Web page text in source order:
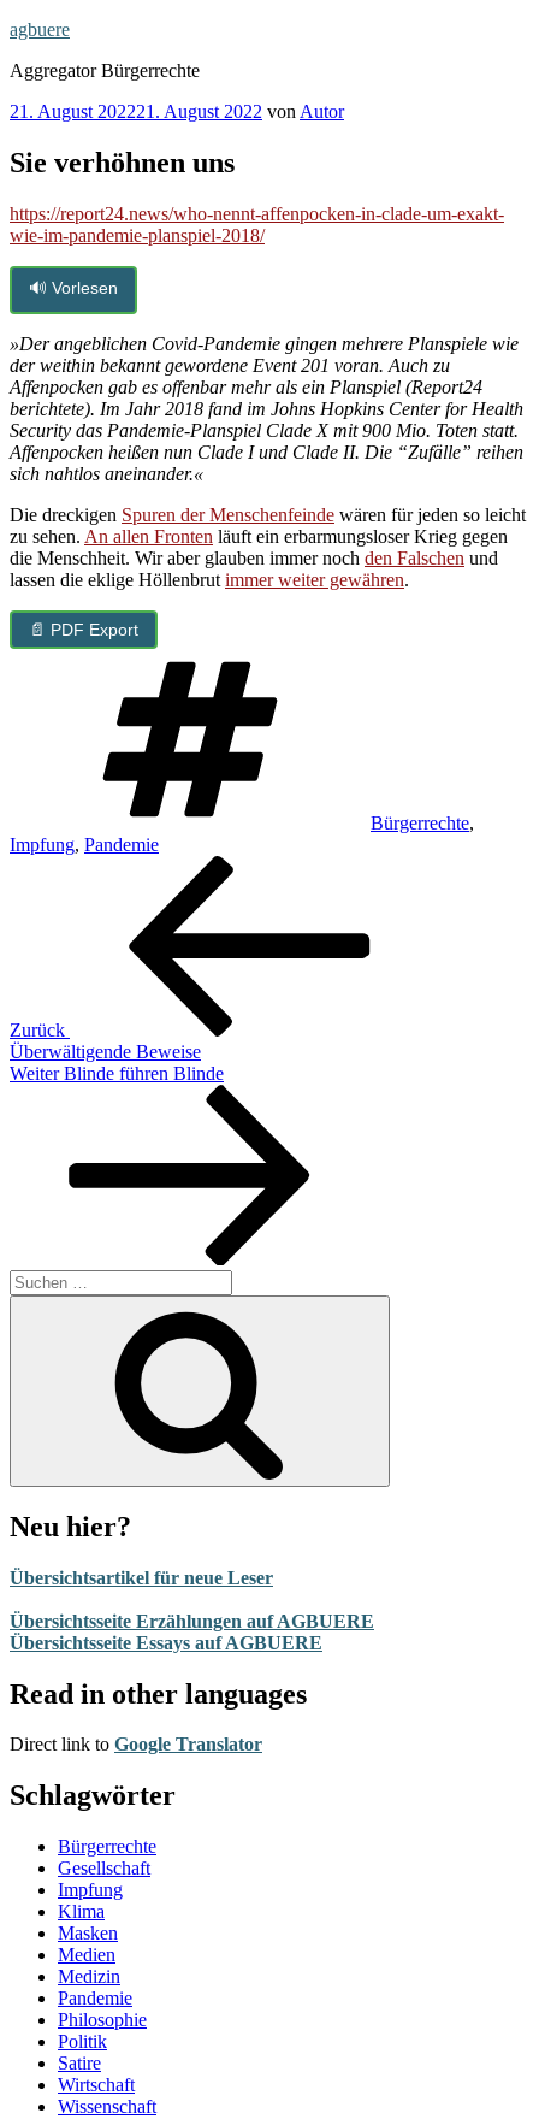
Zum
springen
agbuere
Aggregator Bürgerrechte
Veröffentlicht
21. August 202221. August 2022 von Autor
Sie verhöhnen uns
https://report24.news/who-nennt-affenpocken-in-clade-um-exakt-
wie-im-pandemie-planspiel-2018/
🔊 Vorlesen
»Der angeblichen Covid-Pandemie gingen mehrere Planspiele wie
der weithin bekannt gewordene Event 201 voran. Auch zu
Affenpocken gab es offenbar mehr als ein Planspiel (Report24
berichtete). Im Jahr 2018 fand im Johns Hopkins Center for Health
Security das Pandemie-Planspiel Clade X mit 900 Mio. Toten statt.
Affenpocken heißen nun Clade I und Clade II. Die “Zufälle” reihen
sich nahtlos aneinander.«
Die dreckigen Spuren der Menschenfeinde wären für jeden so leicht
zu sehen. An allen Fronten läuft ein erbarmungsloser Krieg gegen
die Menschheit. Wir aber glauben immer noch den Falschen und
lassen die eklige Höllenbrut immer weiter gewähren.
📄 PDF Export
Bürgerrechte,
Impfung, Pandemie
Beitragsnavigation
Zurück
Überwältigende Beweise
Nächster
Weiter Blinde führen Blinde
Suchen
nach:
Neu hier?
Übersichtsartikel für neue Leser
Übersichtsseite Erzählungen auf AGBUERE
Übersichtsseite Essays auf AGBUERE
Read in other languages
Direct link to Google Translator
Schlagwörter
Bürgerrechte
Gesellschaft
Impfung
Klima
Masken
Medien
Medizin
Pandemie
Philosophie
Politik
Satire
Wirtschaft
Wissenschaft